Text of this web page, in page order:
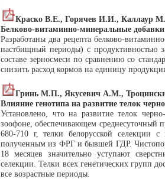
Краско В.Е., Горячев И.И., Каллаур
Белково-витаминно-минеральные
Разработаны два рецепта белково-
пастбищный периоды) с
составе зерносмеси по сравнению со
снизить расход кормов на единицу
Гринь М.П., Якусевич А.М.,
Влияние генотипа на развитие телок
Установлено, что на развитие телок
зоофоне, обеспечивающем среднесуточный
680-710 г, телки белорусской селекции
полученным из ФРГ и бывшей ГДР.
18 месяцев значительно уступают
селекции. Телки всех генетических групп
все возрастные периоды.